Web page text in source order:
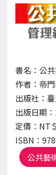
書名：公
作者：帝
出版社：
出版日期
定價：NT
ISBN：
公共藝